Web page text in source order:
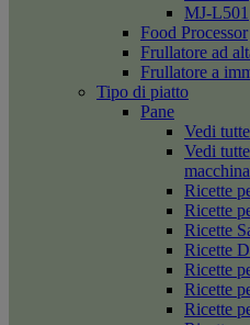
MJ-L501
Food Processor
Frullatore ad
Frullatore a
Tipo di piatto
Pane
Vedi
Vedi
Ricette
Ricette
Ricette
Ricette
Ricette
Ricette
Ricette